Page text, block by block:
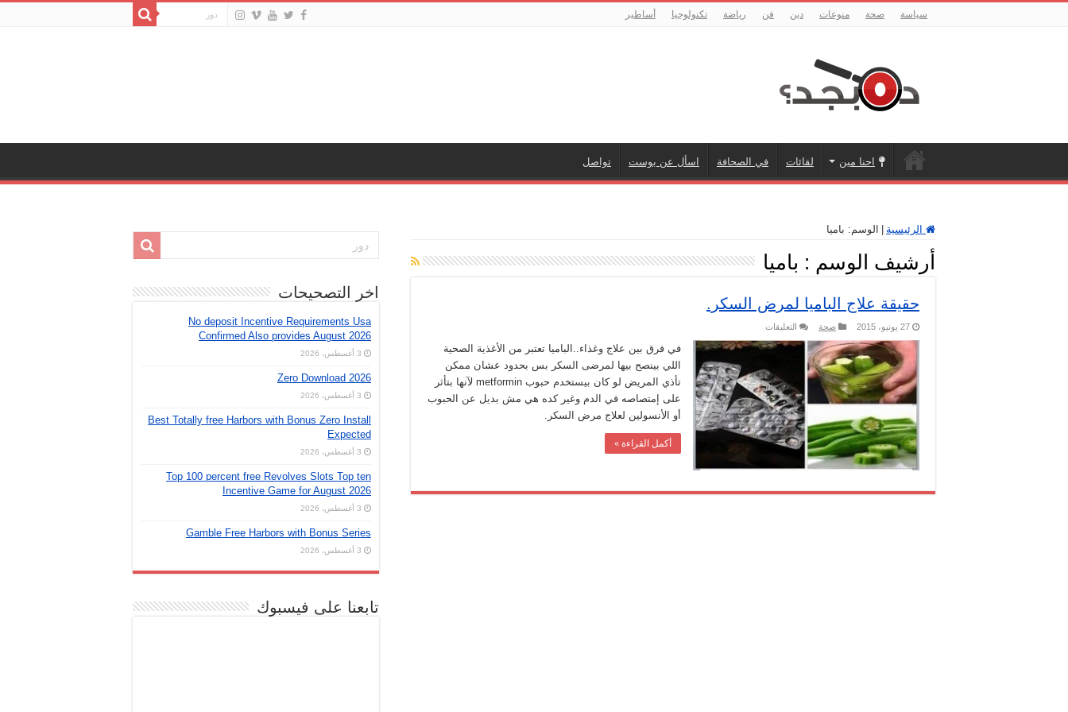
سياسة صحة منوعات دين فن رياضة تكنولوجيا أساطير
احنا مين لقائات في الصحافة اسأل عن بوست تواصل
الرئيسية الوسم: باميا
أرشيف الوسم : باميا
حقيقة علاج الباميا لمرض السكر.
27 يونيو، 2015 صحة التعليقات
علاج
لمرض
السكر.
مغلقة
في فرق بين علاج وغذاء..الباميا تعتبر من الأغذية الصحية
اللي بينصح بيها لمرضى السكر بس بحدود عشان ممكن
تأذي المريض لو كان بيستخدم حبوب metformin لآنها بتأثر
على إمتصاصه في الدم وغير كده هي مش بديل عن الحبوب
أو الأنسولين لعلاج مرض السكر.
أكمل القراءة »
اخر التصحيحات
No deposit Incentive Requirements Usa
Confirmed Also provides August 2026
3 أغسطس، 2026
Zero Download 2026
3 أغسطس، 2026
Best Totally free Harbors with Bonus Zero Install
Expected
3 أغسطس، 2026
Top 100 percent free Revolves Slots Top ten
Incentive Game for August 2026
3 أغسطس، 2026
Gamble Free Harbors with Bonus Series
3 أغسطس، 2026
تابعنا على فيسبوك